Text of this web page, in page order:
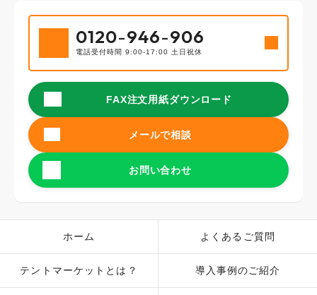
0120-946-906
電話受付時間 9:00-17:00 土日祝休
FAX注文用紙ダウンロード
メールで相談
お問い合わせ
ホーム
テントマーケットとは？
よくあるご質問
導入事例のご紹介